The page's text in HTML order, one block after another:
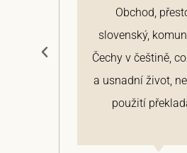
Obchod,
slovenský,
Čechy v češtině,
a usnadní život,
použití